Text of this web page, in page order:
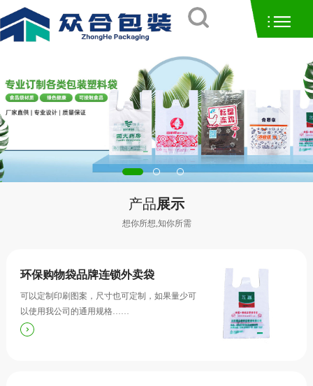
产品展示
想你所想,知你所需
环保购物袋品牌连锁外卖袋
可以定制印刷图案，尺寸也可定制，如果量少可
以使用我公司的通用规格……